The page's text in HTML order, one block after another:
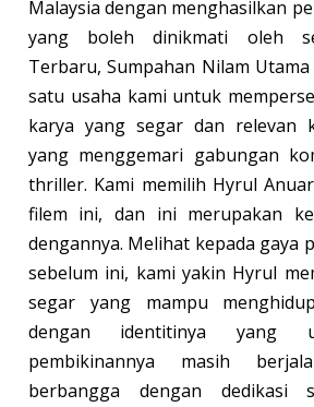
Malaysia dengan menghasilkan
yang boleh dinikmati oleh
Terbaru, Sumpahan Nilam
satu usaha kami untuk
karya yang segar dan relevan
yang menggemari gabungan
thriller. Kami memilih Hyrul
filem ini, dan ini merupakan
dengannya. Melihat kepada gaya
sebelum ini, kami yakin Hyrul
segar yang mampu
dengan identitinya yang
pembikinannya masih
berbangga dengan dedikasi